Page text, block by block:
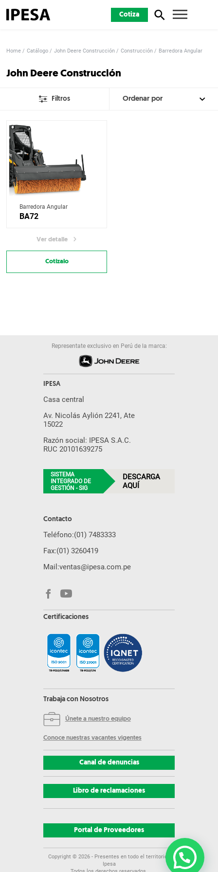
Cotiza
Home Catálogo John Deere Construcción Construcción Barredora Angular
John Deere Construcción
Filtros
Barredora Angular
BA72
Ver detalle
Cotízalo
Representate exclusivo en Perú de la marca:
IPESA
Casa central
Av. Nicolás Aylión 2241, Ate
15022
Razón social: IPESA S.A.C.
RUC 20101639275
SISTEMA
INTEGRADO DE
GESTIÓN - SIG
DESCARGA
AQUÍ
Contacto
Teléfono:(01) 7483333
Fax:(01) 3260419
Mail:ventas@ipesa.com.pe
Certificaciones
Trabaja con Nosotros
Únete a nuestro equipo
Conoce nuestras vacantes vigentes
Canal de denuncias
Libro de reclamaciones
Portal de Proveedores
Copyright © 2026- Presentes en todo el territorio |
Ipesa